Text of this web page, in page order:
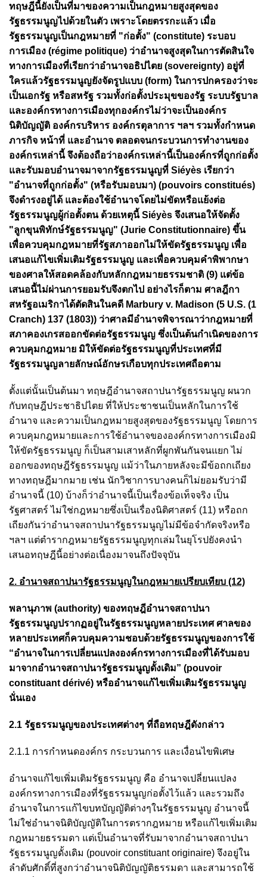
ทฤษฎีนี้ยังเป็นที่มาของความเป็นกฎหมายสูงสุดของ
รัฐธรรมนูญไปด้วยในตัว เพราะโดยตรรกะแล้ว เมื่อ
รัฐธรรมนูญเป็นกฎหมายที่ "ก่อตั้ง" (constitute) ระบอบ
การเมือง (régime politique) ว่าอำนาจสูงสุดในการตัดสินใจ
ทางการเมืองที่เรียกว่าอำนาจอธิปไตย (sovereignty) อยู่ที่
ใครแล้วรัฐธรรมนูญยังจัดรูปแบบ (form) ในการปกครองว่าจะ
เป็นเอกรัฐ หรือสหรัฐ รวมทั้งก่อตั้งประมุขของรัฐ ระบบรัฐบาล
และองค์กรทางการเมืองทุกองค์กรไม่ว่าจะเป็นองค์กร
นิติบัญญัติ องค์กรบริหาร องค์กรตุลาการ ฯลฯ รวมทั้งกำหนด
ภารกิจ หน้าที่ และอำนาจ ตลอดจนกระบวนการทำงานของ
องค์กรเหล่านี้ จึงต้องถือว่าองค์กรเหล่านี้เป็นองค์กรที่ถูกก่อตั้ง
และรับมอบอำนาจมาจากรัฐธรรมนูญที่ Siéyès เรียกว่า
"อำนาจที่ถูกก่อตั้ง" (หรือรับมอบมา) (pouvoirs constitués)
จึงดำรงอยู่ได้ และต้องใช้อำนาจโดยไม่ขัดหรือแย้งต่อ
รัฐธรรมนูญผู้ก่อตั้งตน ด้วยเหตุนี้ Siéyès จึงเสนอให้จัดตั้ง
"ลูกขุนพิทักษ์รัฐธรรมนูญ" (Jurie Constitutionnaire) ขึ้น
เพื่อควบคุมกฎหมายที่รัฐสภาออกไม่ให้ขัดรัฐธรรมนูญ เพื่อ
เสนอแก้ไขเพิ่มเติมรัฐธรรมนูญ และเพื่อควบคุมคำพิพากษา
ของศาลให้สอดคล้องกับหลักกฎหมายธรรมชาติ (9) แต่ข้อ
เสนอนี้ไม่ผ่านการยอมรับจึงตกไป อย่างไรก็ตาม ศาลฎีกา
สหรัฐอเมริกาได้ตัดสินในคดี Marbury v. Madison (5 U.S. (1
Cranch) 137 (1803)) ว่าศาลมีอำนาจพิจารณาว่ากฎหมายที่
สภาคองเกรสออกขัดต่อรัฐธรรมนูญ ซึ่งเป็นต้นกำเนิดของการ
ควบคุมกฎหมาย มิให้ขัดต่อรัฐธรรมนูญที่ประเทศที่มี
รัฐธรรมนูญลายลักษณ์อักษรเกือบทุกประเทศถือตาม
ตั้งแต่นั้นเป็นต้นมา ทฤษฎีอำนาจสถาปนารัฐธรรมนูญ ผนวก
กับทฤษฎีประชาธิปไตย ที่ให้ประชาชนเป็นหลักในการใช้
อำนาจ และความเป็นกฎหมายสูงสุดของรัฐธรรมนูญ โดยการ
ควบคุมกฎหมายและการใช้อำนาจขององค์กรทางการเมืองมิ
ให้ขัดรัฐธรรมนูญ ก็เป็นสามเสาหลักที่ผูกพันกันจนแยก ไม่
ออกของทฤษฎีรัฐธรรมนูญ แม้ว่าในภายหลังจะมีข้อถกเถียง
ทางทฤษฎีมากมาย เช่น นักวิชาการบางคนก็ไม่ยอมรับว่ามี
อำนาจนี้ (10) บ้างก็ว่าอำนาจนี้เป็นเรื่องข้อเท็จจริง เป็น
รัฐศาสตร์ ไม่ใช่กฎหมายซึ่งเป็นเรื่องนิติศาสตร์ (11) หรือถก
เถียงกันว่าอำนาจสถาปนารัฐธรรมนูญไม่มีข้อจำกัดจริงหรือ
ฯลฯ แต่ตำรากฎหมายรัฐธรรมนูญทุกเล่มในยุโรปยังคงนำ
เสนอทฤษฎีนี้อย่างต่อเนื่องมาจนถึงปัจจุบัน
2. อำนาจสถาปนารัฐธรรมนูญในกฎหมายเปรียบเทียบ (12)
พลานุภาพ (authority) ของทฤษฎีอำนาจสถาปนา
รัฐธรรมนูญปรากฏอยู่ในรัฐธรรมนูญหลายประเทศ ศาลของ
หลายประเทศก็ควบคุมความชอบด้วยรัฐธรรมนูญของการใช้
“อำนาจในการเปลี่ยนแปลงองค์กรทางการเมืองที่ได้รับมอบ
มาจากอำนาจสถาปนารัฐธรรมนูญดั้งเดิม” (pouvoir
constituant dérivé) หรืออำนาจแก้ไขเพิ่มเติมรัฐธรรมนูญ
นั่นเอง
2.1 รัฐธรรมนูญของประเทศต่างๆ ที่ถือทฤษฎีดังกล่าว
2.1.1 การกำหนดองค์กร กระบวนการ และเงื่อนไขพิเศษ
อำนาจแก้ไขเพิ่มเติมรัฐธรรมนูญ คือ อำนาจเปลี่ยนแปลง
องค์กรทางการเมืองที่รัฐธรรมนูญก่อตั้งไว้แล้ว และรวมถึง
อำนาจในการแก้ไขบทบัญญัติต่างๆในรัฐธรรมนูญ อำนาจนี้
ไม่ใช่อำนาจนิติบัญญัติในการตรากฎหมาย หรือแก้ไขเพิ่มเติม
กฎหมายธรรมดา แต่เป็นอำนาจที่รับมาจากอำนาจสถาปนา
รัฐธรรมนูญดั้งเดิม (pouvoir constituant originaire) จึงอยู่ใน
ลำดับศักดิ์ที่สูงกว่าอำนาจนิติบัญญัติธรรมดา และสามารถใช้